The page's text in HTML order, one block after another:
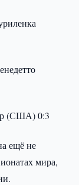
(США) 0:3
ещё не
мира,